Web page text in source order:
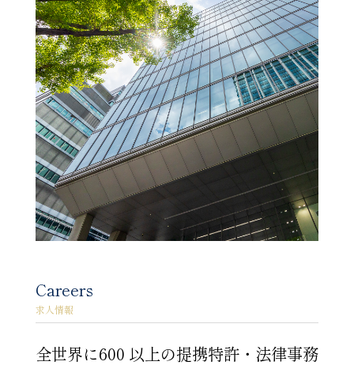
Careers
求人情報
全世界に600 以上の提携特許・法律事務